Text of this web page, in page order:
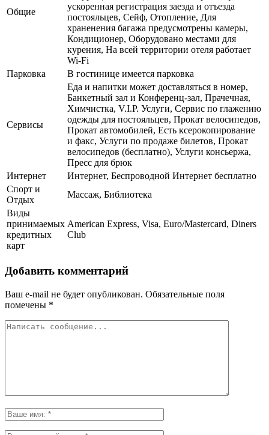
Общие
ускоренная регистрация заезда и отъезда
постояльцев, Сейф, Отопление, Для
храненения багажа предусмотрены камеры,
Кондиционер, Оборудовано местами для
курения, На всей территории отеля работает
Wi-Fi
Парковка
В гостинице имеется парковка
Сервисы
Еда и напитки может доставляться в номер,
Банкетный зал и Конференц-зал, Прачечная,
Химчистка, V.I.P. Услуги, Сервис по глажению
одежды для постояльцев, Прокат велосипедов,
Прокат автомобилей, Есть ксерокопирование
и факс, Услуги по продаже билетов, Прокат
велосипедов (бесплатно), Услуги консьержа,
Пресс для брюк
Интернет
Интернет, Беспроводной Интернет бесплатно
Спорт и
Отдых
Массаж, Библиотека
Виды
принимаемых
кредитных
карт
American Express, Visa, Euro/Mastercard, Diners
Club
Добавить комментарий
Ваш e-mail не будет опубликован. Обязательные поля
помечены *